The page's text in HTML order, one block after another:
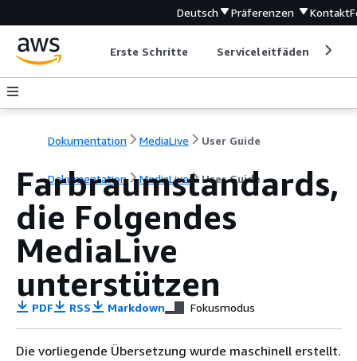
Deutsch Präferenzen Kontakt
Erste Schritte Serviceleitfäden
Dokumentation MediaLive User Guide
Dokumentation MediaLive User Guide
Farbraumstandards,
die Folgendes
MediaLive
unterstützen
PDF RSS Markdown Fokusmodus
Die vorliegende Übersetzung wurde maschinell erstellt.